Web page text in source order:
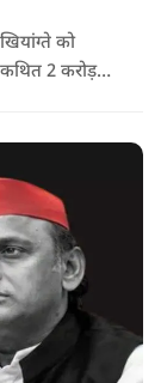
को
2 करोड़